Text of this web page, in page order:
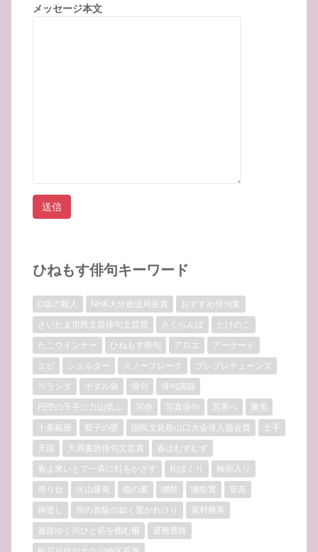
メッセージ本文
ひねもす俳句キーワード
D坂の殺人 NHK大分放送局長賞
おすすめ俳句集
さいたま市民文芸俳句文芸賞
さくらんぼ
たけのこ
たこウインナー
ひねもす俳句 アロエ
アーケード
エビ
シェルター スノーフレーク
プレプレチューンズ
ベランダ
ホタル袋 俳句
俳句講師
円空の千手に力山笑ふ
写俳 写真俳句 冥界へ
勝美
十条銀座
双子の嬰 国民文化祭山口大会俳人協会賞
土手
天国
天満書房俳句文芸賞
春はむずむず
春よ来いとて一斉に灯をかざす
松ぼくり
梅雨入り
滑り台
火山爆発 猫の墓 獺祭 獺祭賞
登高
神渡し
筍の首級の如く置かれけり
粟村勝美
遍路ゆく川ひと筋を囲む柵
避難通路